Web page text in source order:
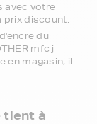
avec votre
prix discount.
du
mfc j
en magasin, il
tient à